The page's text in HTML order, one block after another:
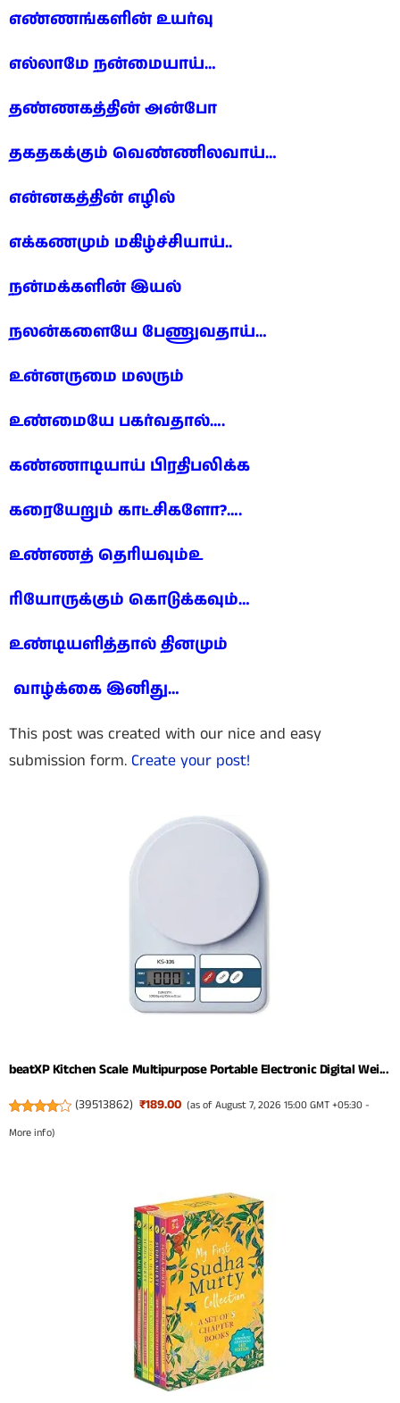
எண்ணங்களின் உயர்வு
எல்லாமே நன்மையாய்…
தண்ணகத்தின் அன்போ
தகதகக்கும் வெண்ணிலவாய்…
என்னகத்தின் எழில்
எக்கணமும் மகிழ்ச்சியாய்..
நன்மக்களின் இயல்
நலன்களையே பேணுவதாய்…
உன்னருமை மலரும்
உண்மையே பகர்வதால்….
கண்ணாடியாய் பிரதிபலிக்க
கரையேறும் காட்சிகளோ?….
உண்ணத் தெரியவும்உ
ரியோருக்கும் கொடுக்கவும்…
உண்டியளித்தால் தினமும்
வாழ்க்கை இனிது…
This post was created with our nice and easy
submission form. Create your post!
beatXP Kitchen Scale Multipurpose Portable Electronic Digital Wei...
(39513862) ₹189.00 (as of August 7, 2026 15:00 GMT +05:30 -
More info)